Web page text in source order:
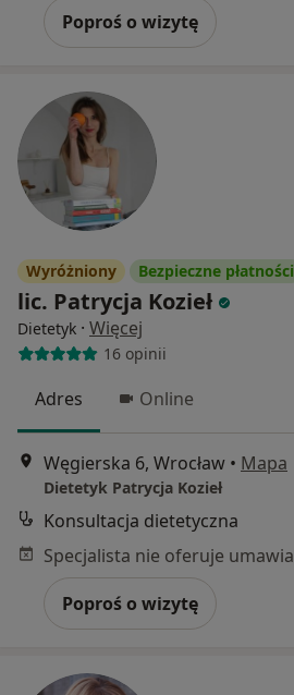
Poproś o wizytę
Wyróżniony Bezpieczne płatności
lic. Patrycja Kozieł
Dietetyk · Więcej
16 opinii
Adres Online
Węgierska 6, Wrocław • Mapa
Dietetyk Patrycja Kozieł
Konsultacja dietetyczna
Poproś o wizytę